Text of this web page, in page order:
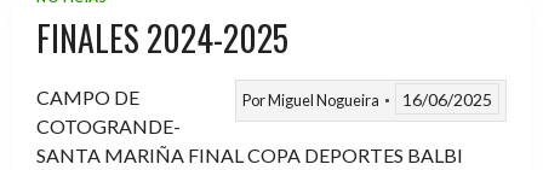
FINALES 2024-2025
PorMiguel Nogueira 16/06/2025
CAMPO DE
COTOGRANDE-
SANTA MARIÑA FINAL COPA DEPORTES BALBI